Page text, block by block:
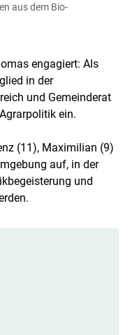
aus dem Bio-
engagiert: Als
in der
und Gemeinderat
ein.
(11), Maximilian (9)
auf, in der
und